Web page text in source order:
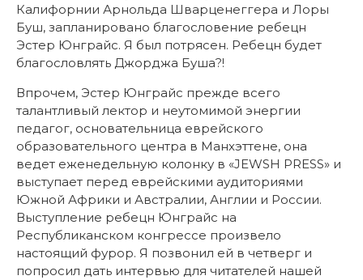
Калифорнии Арнольда Шварценеггера и Лоры
Буш, запланировано благословение ребецн
Эстер Юнграйс. Я был потрясен. Ребецн будет
благословлять Джорджа Буша?!
Впрочем, Эстер Юнграйс прежде всего
талантливый лектор и неутомимой энергии
педагог, основательница еврейского
образовательного центра в Манхэттене, она
ведет еженедельную колонку в «JEWSH PRESS» и
выступает перед еврейскими аудиториями
Южной Африки и Австралии, Англии и России.
Выступление ребецн Юнграйс на
Республиканском конгрессе произвело
настоящий фурор. Я позвонил ей в четверг и
попросил дать интервью для читателей нашей